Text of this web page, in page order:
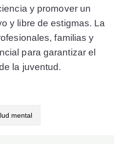
y promover un
y libre de estigmas. La
familias y
para garantizar el
la juventud.
mental